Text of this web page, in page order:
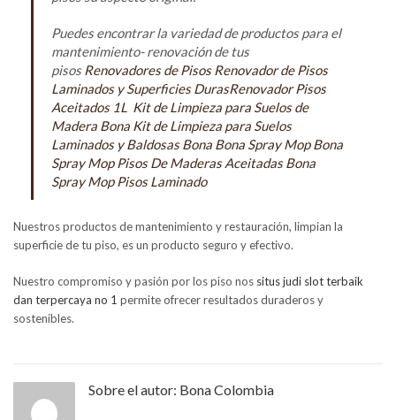
Puedes encontrar la variedad de productos para el
mantenimiento- renovación de tus
pisosRenovadores de Pisos Renovador de Pisos
Laminados y Superficies DurasRenovador Pisos
Aceitados 1L Kit de Limpieza para Suelos de
Madera Bona Kit de Limpieza para Suelos
Laminados y Baldosas Bona Bona Spray Mop Bona
Spray Mop Pisos De Maderas Aceitadas Bona
Spray Mop Pisos Laminado
Nuestros productos de mantenimiento y restauración, limpian la
superficie de tu piso, es un producto seguro y efectivo.
Nuestro compromiso y pasión por los piso nos situs judi slot terbaik
dan terpercaya no 1 permite ofrecer resultados duraderos y
sostenibles.
Sobre el autor: Bona Colombia